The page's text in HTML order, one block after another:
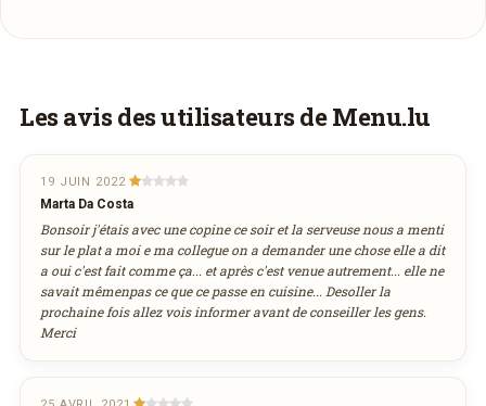
6 escargots de Bourgogne 9,00€
Salades
Ham, Fritten an Zalot 17,00€
Salade Am Park 11,80€
Filet Flétan fumé, gambas, scampis & ses Toasts
Réserver une table
août 2026
lun mar mer jeu ven sam dim
27 28 29 30 31 1
2
17
18 19
Heure souhaitée
Réservation au nom de
À emporter
commande à emporter sur un site tiers. Vous
automatiquement dirigé vers la page de
commande de plat à venir retirer au restaurant.
Commander maintenant
via www.facebook.com
emporter par ce restaurant :
Faites-vous livrer à domicile
Commandez les plats de
COMMANDER EN LIVRAISON
Les avis des utilisateurs de Menu.lu
19 JUIN 2022
Marta Da Costa
Bonsoir j'étais avec une copine ce soir et la serveuse nous a menti
sur le plat a moi e ma collegue on a demander une chose elle a dit
a oui c'est fait comme ça... et après c'est venue autrement... elle ne
savait mêmenpas ce que ce passe en cuisine... Desoller la
prochaine fois allez vois informer avant de conseiller les gens.
Merci